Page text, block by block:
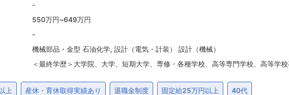
とつの業界で売上が落ちることがあっても、その他で十分まかなっていくことが
-
550万円~649万円
-
機械部品・金型 石油化学, 設計（電気・計装） 設計（機械）
＜最終学歴＞大学院、大学、短期大学、専修・各種学校、高等専門学校、高等学校
上 産休・育休取得実績あり 退職金制度 固定給25万円以上 40代